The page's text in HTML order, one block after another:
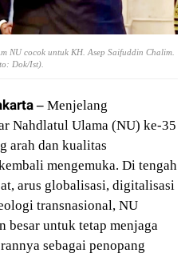
NU cocok untuk KH. Asep Saifuddin Chalim.
Dok/Ist).
–Menjelang
Nahdlatul Ulama (NU) ke-35
arah dan kualitas
mengemuka. Di tengah
arus globalisasi, digitalisasi
transnasional, NU
besar untuk tetap menjaga
sebagai penopang